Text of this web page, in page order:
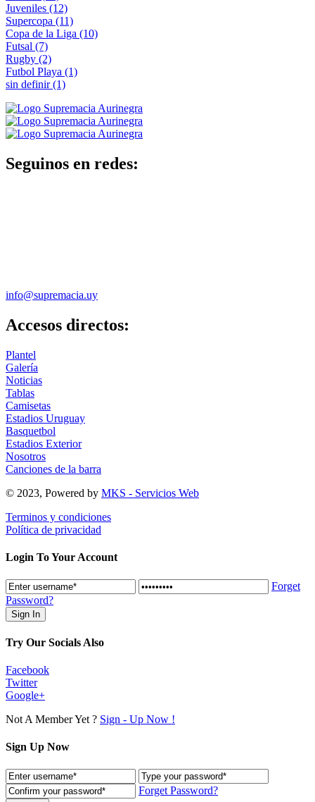
Juveniles (12)
Supercopa (11)
Copa de la Liga (10)
Futsal (7)
Rugby (2)
Futbol Playa (1)
sin definir(1)
Seguinos en redes:
info@supremacia.uy
Accesos directos:
Plantel
Galería
Noticias
Tablas
Camisetas
Estadios Uruguay
Basquetbol
Estadios Exterior
Nosotros
Canciones de la barra
© 2023, Powered by MKS - Servicios Web
Terminos y condiciones
Política de privacidad
Login To Your Account
Forget
Password?
Try Our Socials Also
Facebook
Twitter
Google+
Not A Member Yet ? Sign - Up Now !
Sign Up Now
Forget Password?